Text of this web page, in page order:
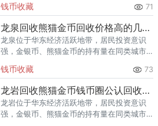
熊猫金币的需求就明显升温，但鱼龙混杂的
回收渠道里，能精准识别版别溢
钱币收藏 71
龙泉回收熊猫金币回收价格高的几家推荐
龙泉位于华东经济活跃地带，居民投资意识
强，金银币、熊猫金币的持有量在同类城市
熊猫金币的需求就明显升温，但鱼龙混杂的
回收渠道里，能精准识别版别溢
钱币收藏 73
龙岩回收熊猫金币钱币圈公认回收渠道排行
龙岩位于华东经济活跃地带，居民投资意识
强，金银币、熊猫金币的持有量在同类城市